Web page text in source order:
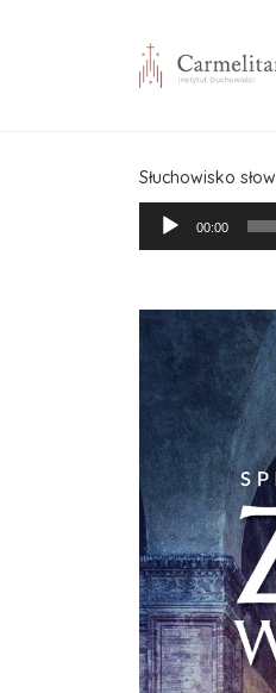
Słuchowisko
Odtwarzacz
00:00